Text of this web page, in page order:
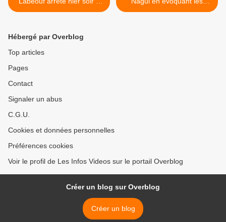
New York devant les
kebabs sur France 2 >
Hébergé par Overblog
Top articles
Pages
Contact
Signaler un abus
C.G.U.
Cookies et données personnelles
Préférences cookies
Voir le profil de Les Infos Videos sur le portail Overblog
Créer un blog sur Overblog
Créer un blog